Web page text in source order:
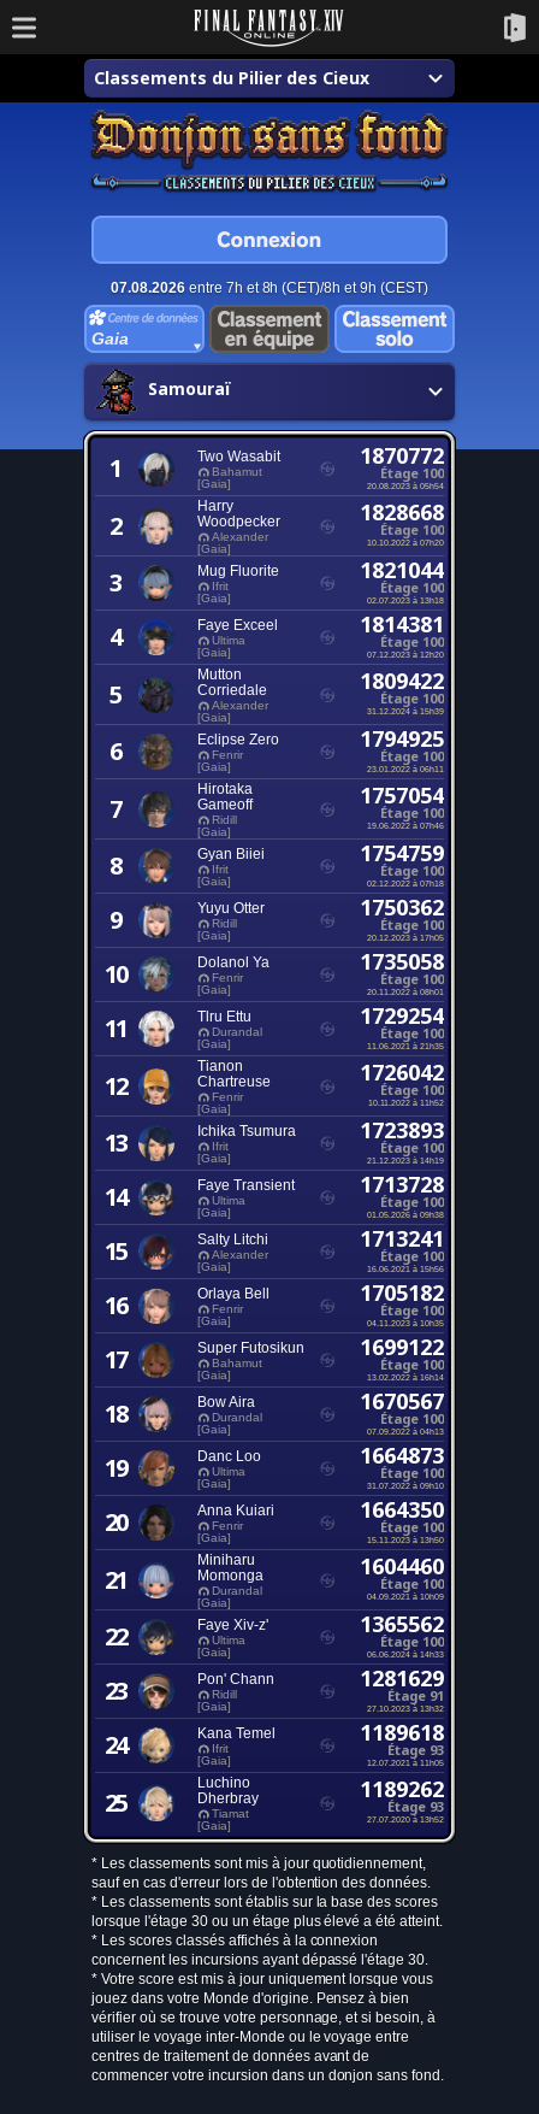
Classements du Pilier des Cieux
07.08.2026entre 7h et 8h (CET)/8h et 9h (CEST)
Gaia
Samouraï
1 Two Wasabit
Bahamut
[Gaia]
1870772
Étage 100
20.08.2023 à 05h54
2
Harry
Woodpecker
Alexander
[Gaia]
1828668
Étage 100
10.10.2022 à 07h20
3 Mug Fluorite
Ifrit
[Gaia]
1821044
Étage 100
02.07.2023 à 13h18
4 Faye Exceel
Ultima
[Gaia]
1814381
Étage 100
07.12.2023 à 12h20
5
Mutton
Corriedale
Alexander
[Gaia]
1809422
Étage 100
31.12.2024 à 15h39
6 Eclipse Zero
Fenrir
[Gaia]
1794925
Étage 100
23.01.2022 à 06h11
7
Hirotaka
Gameoff
Ridill
[Gaia]
1757054
Étage 100
19.06.2022 à 07h46
8 Gyan Biiei
Ifrit
[Gaia]
1754759
Étage 100
02.12.2022 à 07h18
9 Yuyu Otter
Ridill
[Gaia]
1750362
Étage 100
20.12.2023 à 17h05
10 Dolanol Ya
Fenrir
[Gaia]
1735058
Étage 100
20.11.2022 à 08h01
11 Tlru Ettu
Durandal
[Gaia]
1729254
Étage 100
11.06.2021 à 21h35
12
Tianon
Chartreuse
Fenrir
[Gaia]
1726042
Étage 100
10.11.2022 à 11h52
13 Ichika Tsumura
Ifrit
[Gaia]
1723893
Étage 100
21.12.2023 à 14h19
14 Faye Transient
Ultima
[Gaia]
1713728
Étage 100
01.05.2026 à 09h38
15 Salty Litchi
Alexander
[Gaia]
1713241
Étage 100
16.06.2021 à 15h56
16 Orlaya Bell
Fenrir
[Gaia]
1705182
Étage 100
04.11.2023 à 10h35
17 Super Futosikun
Bahamut
[Gaia]
1699122
Étage 100
13.02.2022 à 16h14
18 Bow Aira
Durandal
[Gaia]
1670567
Étage 100
07.09.2022 à 04h13
19 Danc Loo
Ultima
[Gaia]
1664873
Étage 100
31.07.2022 à 09h10
20 Anna Kuiari
Fenrir
[Gaia]
1664350
Étage 100
15.11.2023 à 13h50
21
Miniharu
Momonga
Durandal
[Gaia]
1604460
Étage 100
04.09.2021 à 10h09
22 Faye Xiv-z'
Ultima
[Gaia]
1365562
Étage 100
06.06.2024 à 14h33
23 Pon' Chann
Ridill
[Gaia]
1281629
Étage 91
27.10.2023 à 13h32
24 Kana Temel
Ifrit
[Gaia]
1189618
Étage 93
12.07.2021 à 11h05
25
Luchino
Dherbray
Tiamat
[Gaia]
1189262
Étage 93
27.07.2020 à 13h52
* Les classements sont mis à jour quotidiennement,
sauf en cas d'erreur lors de l'obtention des données.
* Les classements sont établis sur la base des scores
lorsque l'étage 30 ou un étage plus élevé a été atteint.
* Les scores classés affichés à la connexion
concernent les incursions ayant dépassé l'étage 30.
* Votre score est mis à jour uniquement lorsque vous
jouez dans votre Monde d'origine. Pensez à bien
vérifier où se trouve votre personnage, et si besoin, à
utiliser le voyage inter-Monde ou le voyage entre
centres de traitement de données avant de
commencer votre incursion dans un donjon sans fond.